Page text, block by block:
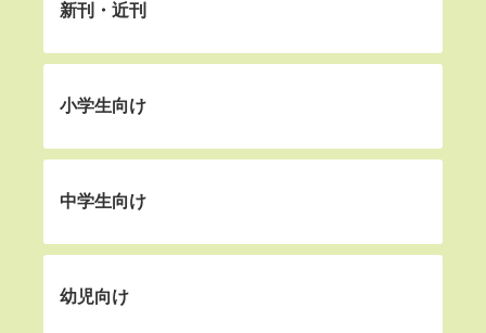
新刊・近刊
小学生向け
中学生向け
幼児向け